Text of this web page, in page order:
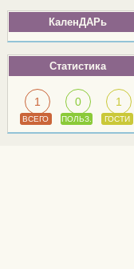
КаленДАРь
Статистика
1
ВСЕГО
0
ПОЛЬЗ.
1
ГОСТИ